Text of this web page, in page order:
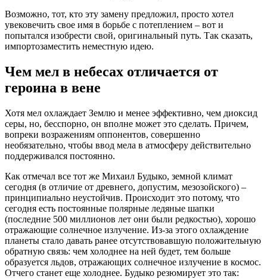
Возможно, тот, кто эту замену предложил, просто хотел
увековечить свое имя в борьбе с потеплением – вот и
попытался изобрести свой, оригинальный путь. Так сказать,
импортозаместить неместную идею.
Чем мел в небесах отличается от
героина в вене
Хотя мел охлаждает Землю и менее эффективно, чем диоксид
серы, но, бесспорно, он вполне может это сделать. Причем,
вопреки возражениям оппонентов, совершенно
необязательно, чтобы ввод мела в атмосферу действительно
поддерживался постоянно.
Как отмечал все тот же Михаил Будыко, земной климат
сегодня (в отличие от древнего, допустим, мезозойского) –
принципиально неустойчив. Происходит это потому, что
сегодня есть постоянные полярные ледяные шапки
(последние 500 миллионов лет они были редкостью), хорошо
отражающие солнечное излучение. Из-за этого охлаждение
планеты стало давать ранее отсутствовавшую положительную
обратную связь: чем холоднее на ней будет, тем больше
образуется льдов, отражающих солнечное излучение в космос.
Отчего станет еще холоднее. Будыко резюмирует это так: